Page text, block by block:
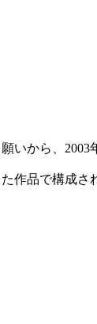
いから、
作品で構成